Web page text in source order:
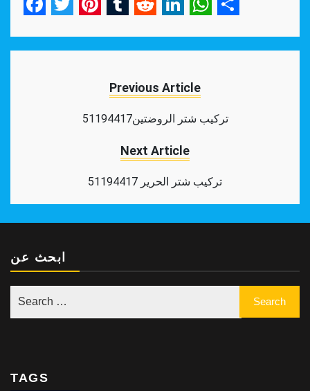
Previous Article
تركيب شتر الروضتين51194417
Next Article
تركيب شتر الحرير 51194417
ابحث عن
TAGS